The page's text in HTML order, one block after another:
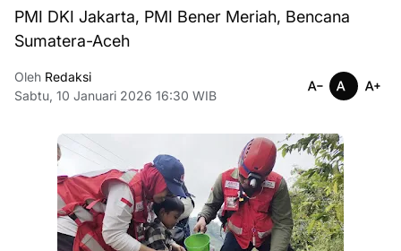
PMI DKI Jakarta, PMI Bener Meriah, Bencana
Sumatera-Aceh
Oleh Redaksi
Sabtu, 10 Januari 2026 16:30 WIB